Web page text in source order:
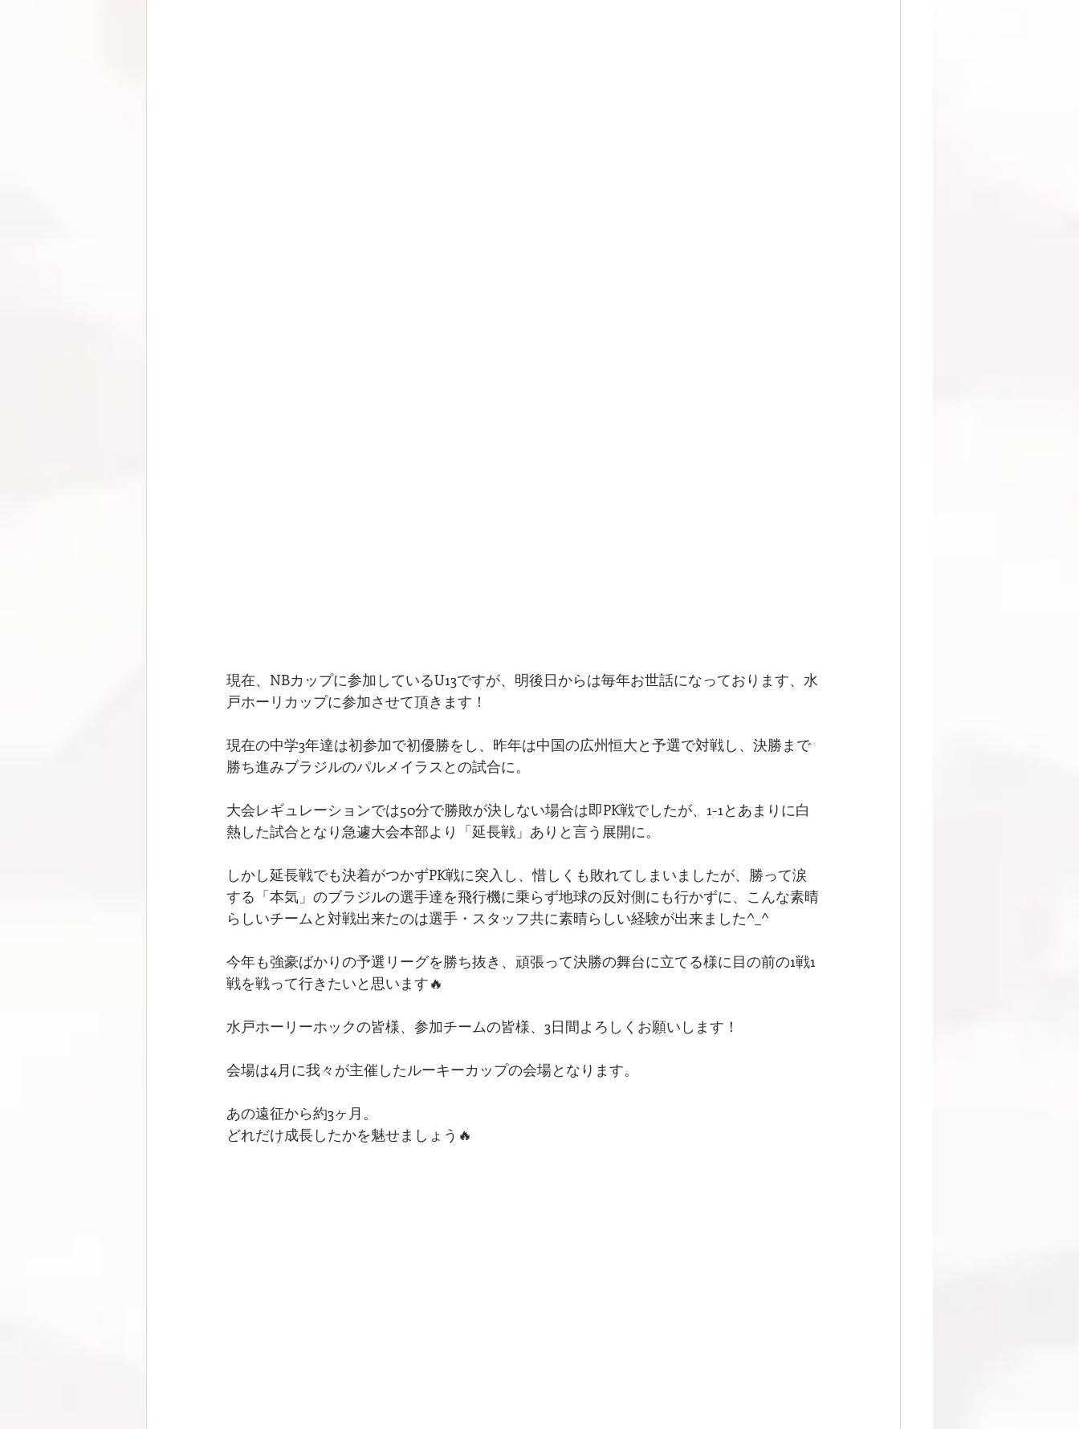
現在、NBカップに参加しているU13ですが、明後日からは毎年お世話になっております、水
戸ホーリカップに参加させて頂きます！
現在の中学3年達は初参加で初優勝をし、昨年は中国の広州恒大と予選で対戦し、決勝まで
勝ち進みブラジルのパルメイラスとの試合に。
大会レギュレーションでは50分で勝敗が決しない場合は即PK戦でしたが、1-1とあまりに白
熱した試合となり急遽大会本部より「延長戦」ありと言う展開に。
しかし延長戦でも決着がつかずPK戦に突入し、惜しくも敗れてしまいましたが、勝って涙
する「本気」のブラジルの選手達を飛行機に乗らず地球の反対側にも行かずに、こんな素晴
らしいチームと対戦出来たのは選手・スタッフ共に素晴らしい経験が出来ました^_^
今年も強豪ばかりの予選リーグを勝ち抜き、頑張って決勝の舞台に立てる様に目の前の1戦1
戦を戦って行きたいと思います🔥
水戸ホーリーホックの皆様、参加チームの皆様、3日間よろしくお願いします！
会場は4月に我々が主催したルーキーカップの会場となります。
あの遠征から約3ヶ月。
どれだけ成長したかを魅せましょう🔥